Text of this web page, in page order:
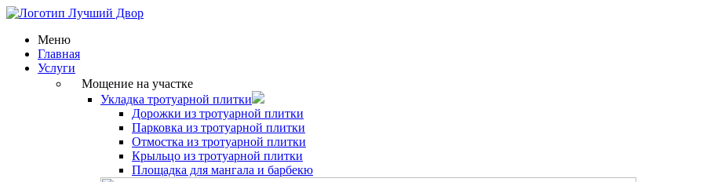
Меню
Главная
Услуги
Мощение на участке
Укладка тротуарной плитки
Дорожки из тротуарной плитки
Парковка из тротуарной плитки
Отмостка из тротуарной плитки
Крыльцо из тротуарной плитки
Площадка для мангала и барбекю